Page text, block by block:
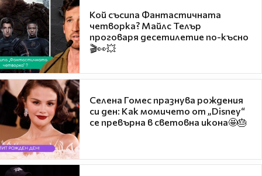
Кой съсипа Фантастичната
четворка? Майлс Телър
проговаря десетилетие по-късно
🎬👀💥
Селена Гомес празнува рождения
си ден: Как момичето от „Disney“
се превърна в световна икона🤩🎂